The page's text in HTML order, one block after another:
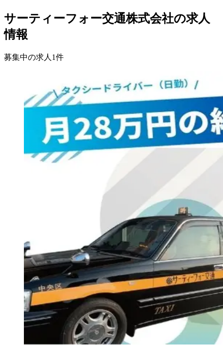
サーティーフォー交通株式会社の求人
情報
募集中の求人 1件